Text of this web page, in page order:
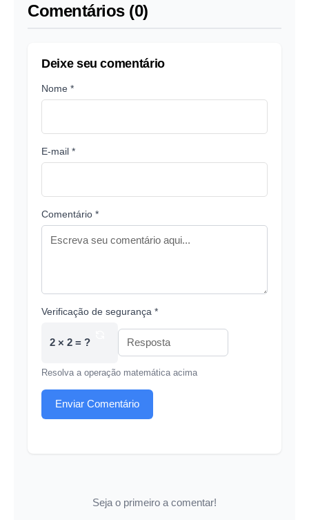
Comentários (0)
Deixe seu comentário
Nome *
E-mail *
Comentário *
Verificação de segurança *
2 × 2 = ?
Resolva a operação matemática acima
Enviar Comentário
Seja o primeiro a comentar!